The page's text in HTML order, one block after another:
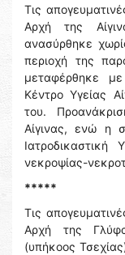
Τις
Αρχή της
ανασύρθηκε
περιοχή της
μεταφέρθηκε
Κέντρο Υγείας
του.
Αίγινας, ενώ η
Ιατροδικαστική
νεκροψίας-
*****
Τις
Αρχή της
(υπήκοος